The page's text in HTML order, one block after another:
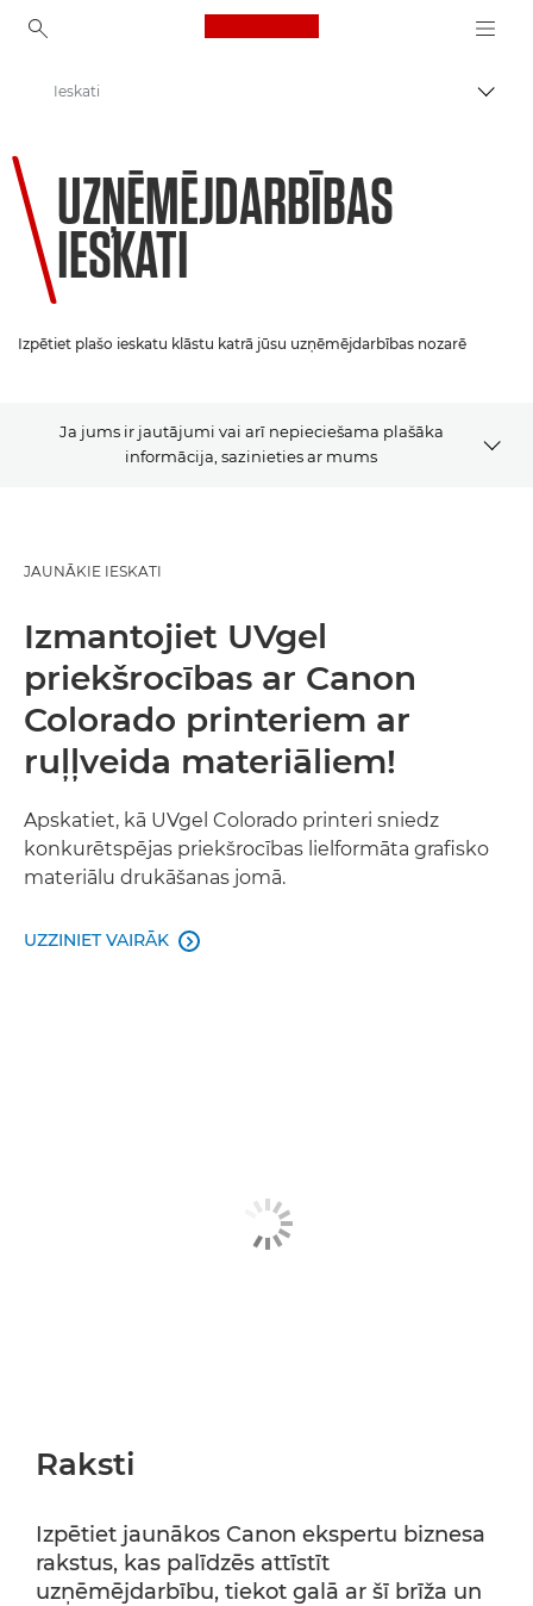
Canon Logo, back to
Risinājumi un pakalpojumi
Ieskati
UZŅĒMĒJDARBĪBAS
IESKATI
Izpētiet plašo ieskatu klāstu katrā jūsu uzņēmējdarbības nozarē
Ja jums ir jautājumi vai arī nepieciešama plašāka
informācija, sazinieties ar mums
Raksti
Gadījumu izpēte
JAUNĀKIE IESKATI
Izmantojiet UVgel
priekšrocības ar Canon
Colorado printeriem ar
ruļļveida materiāliem!
Apskatiet, kā UVgel Colorado printeri sniedz
konkurētspējas priekšrocības lielformāta grafisko
materiālu drukāšanas jomā.
UZZINIET VAIRĀK 
Raksti
Izpētiet jaunākos Canon ekspertu biznesa
rakstus, kas palīdzēs attīstīt
uzņēmējdarbību, tiekot galā ar šī brīža un